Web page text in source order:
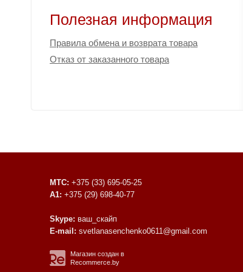
Полезная информация
Правила обмена и возврата товара
Отказ от заказанного товара
МТС: +375 (33) 695-05-25
A1: +375 (29) 698-40-77
Skype: ваш_скайп
E-mail: svetlanasenchenko0611@gmail.com
Магазин создан в
Recommerce.by